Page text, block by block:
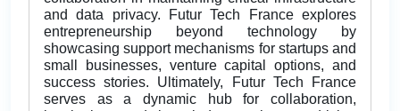
and data privacy. Futur Tech France explores
entrepreneurship beyond technology by
showcasing support mechanisms for startups and
small businesses, venture capital options, and
success stories. Ultimately, Futur Tech France
serves as a dynamic hub for collaboration,